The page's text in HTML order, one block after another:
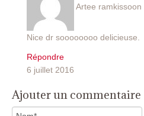
Artee ramkissoon
Nice dr soooooooo delicieuse.
Répondre
6 juillet 2016
Ajouter un commentaire